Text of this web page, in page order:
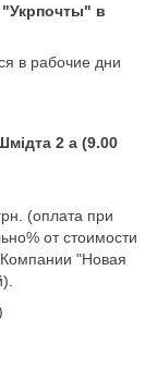
в
в рабочие дни
2 а (9.00
(оплата при
от стоимости
Компании "Новая